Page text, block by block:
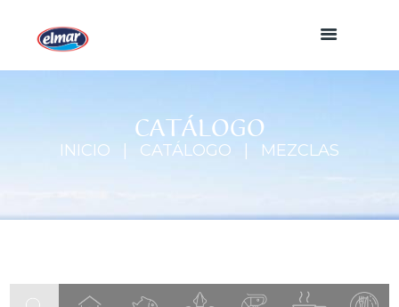
CATÁLOGO
INICIO CATÁLOGO MEZCLAS